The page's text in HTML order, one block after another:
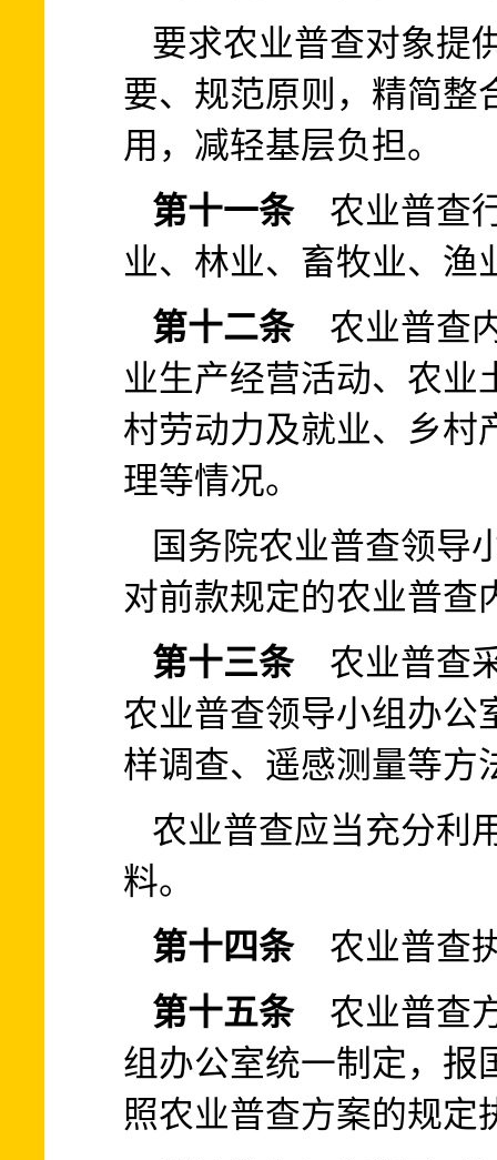
要求农业普查对象提
要、规范原则，精简整
用，减轻基层负担。
第十一条农业普查行
业、林业、畜牧业、渔
第十二条农业普查内
业生产经营活动、农业
村劳动力及就业、乡村
理等情况。
国务院农业普查领导
对前款规定的农业普查
第十三条农业普查采
农业普查领导小组办公
样调查、遥感测量等方
农业普查应当充分利
料。
第十四条农业普查执
第十五条农业普查方
组办公室统一制定，报
照农业普查方案的规定